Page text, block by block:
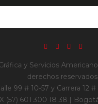
y Servicios
derechos reservados.
99 # 10-57 y Carrera 12
(57) 601 300 18 38 |